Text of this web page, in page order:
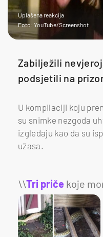
Uplašena reakcija
Foto: YouTube/Screenshot
Zabilježili
podsjetili na
U kompilaciji koju
su snimke nezgoda
izgledaju kao da su
užasa.
\\Tri priče koje